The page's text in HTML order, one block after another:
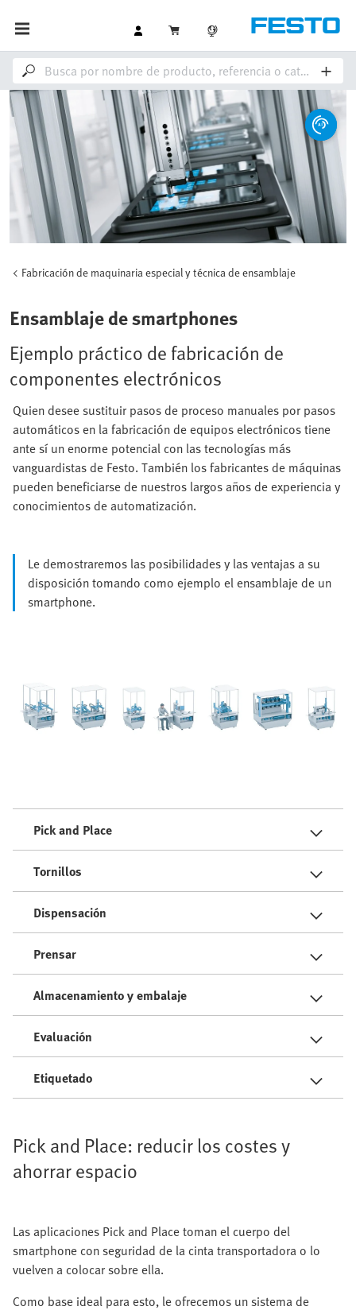
Fabricación de maquinaria especial y técnica de ensamblaje
Ensamblaje de smartphones
Ejemplo práctico de fabricación de
componentes electrónicos
Quien desee sustituir pasos de proceso manuales por pasos
automáticos en la fabricación de equipos electrónicos tiene
ante sí un enorme potencial con las tecnologías más
vanguardistas de Festo. También los fabricantes de máquinas
pueden beneficiarse de nuestros largos años de experiencia y
conocimientos de automatización.
Le demostraremos las posibilidades y las ventajas a su
disposición tomando como ejemplo el ensamblaje de un
smartphone.
Pick and Place
Tornillos
Dispensación
Prensar
Almacenamiento y embalaje
Evaluación
Etiquetado
Pick and Place: reducir los costes y
ahorrar espacio
Las aplicaciones Pick and Place toman el cuerpo del
smartphone con seguridad de la cinta transportadora o lo
vuelven a colocar sobre ella.
Como base ideal para esto, le ofrecemos un sistema de